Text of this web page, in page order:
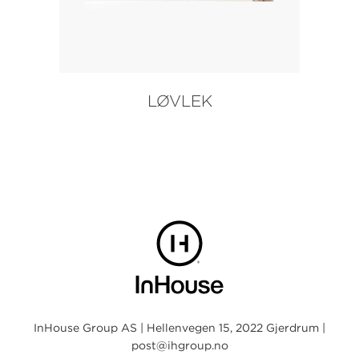
LØVLEK
InHouse Group AS | Hellenvegen 15, 2022 Gjerdrum |
post@ihgroup.no